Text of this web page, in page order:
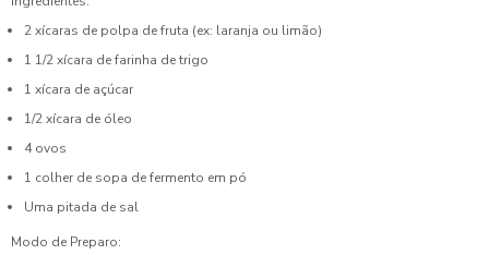
2 xícaras de polpa de fruta (ex: laranja ou limão)
1 1/2 xícara de farinha de trigo
1 xícara de açúcar
1/2 xícara de óleo
4 ovos
1 colher de sopa de fermento em pó
Uma pitada de sal
Modo de Preparo: